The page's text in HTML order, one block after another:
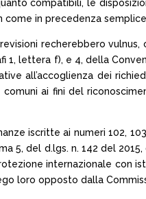
compatibili, le
come in precedenza
recherebbero vulnus,
1, lettera f), e 4, della
all’accoglienza dei
comuni ai fini del
iscritte ai numeri 102,
5, del d.lgs. n. 142 del
internazionale con
loro opposto dalla